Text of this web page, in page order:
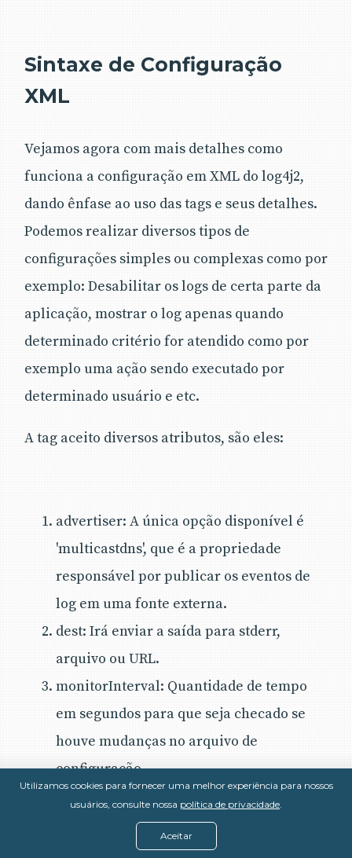
Sintaxe de Configuração
XML
Vejamos agora com mais detalhes como
funciona a configuração em XML do log4j2,
dando ênfase ao uso das tags e seus detalhes.
Podemos realizar diversos tipos de
configurações simples ou complexas como por
exemplo: Desabilitar os logs de certa parte da
aplicação, mostrar o log apenas quando
determinado critério for atendido como por
exemplo uma ação sendo executado por
determinado usuário e etc.
A tag aceito diversos atributos, são eles:
advertiser: A única opção disponível é
'multicastdns', que é a propriedade
responsável por publicar os eventos de
log em uma fonte externa.
dest: Irá enviar a saída para stderr,
arquivo ou URL.
monitorInterval: Quantidade de tempo
em segundos para que seja checado se
houve mudanças no arquivo de
configuração.
name: Nome do configuration
packages: Uma lista de nomes de pacotes
separadas por virgulas, esses pacotes
Utilizamos cookies para fornecer uma melhor experiência para nossos
usuários, consulte nossa política de privacidade.
Aceitar